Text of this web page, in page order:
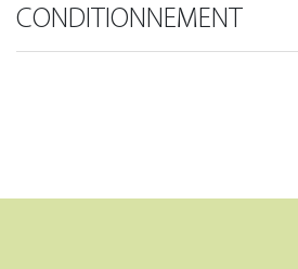
CONDITIONNEMENT